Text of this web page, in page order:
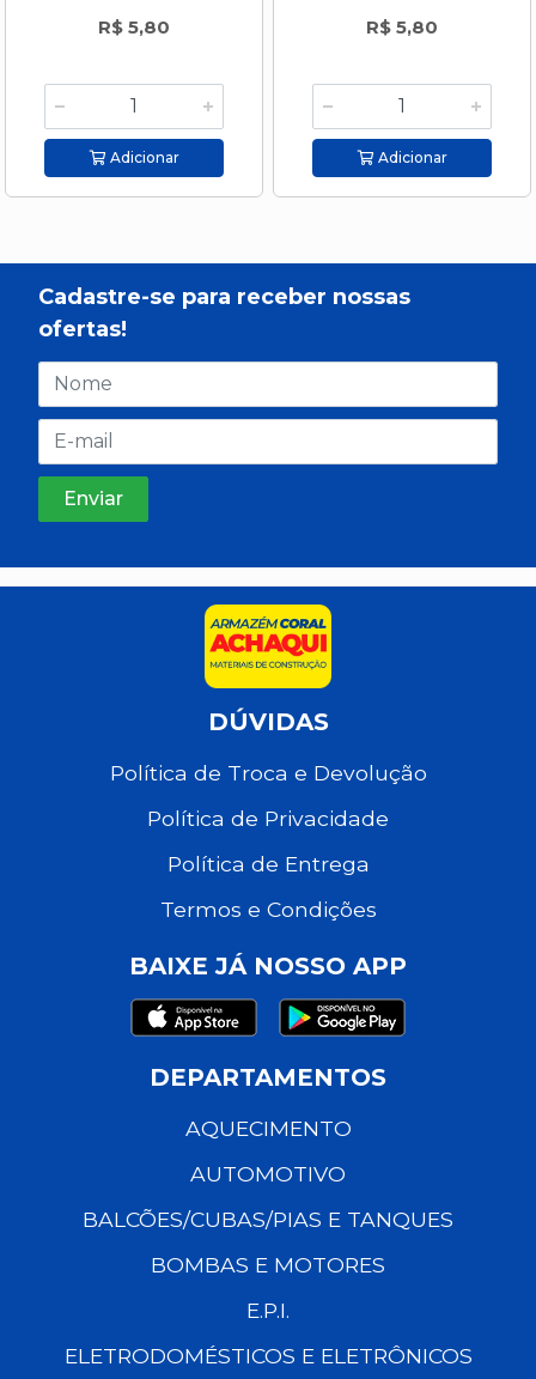
R$ 5,80
Adicionar
R$ 5,80
Adicionar
Cadastre-se para receber nossas
ofertas!
DÚVIDAS
Política de Troca e Devolução
Política de Privacidade
Política de Entrega
Termos e Condições
BAIXE JÁ NOSSO APP
DEPARTAMENTOS
AQUECIMENTO
AUTOMOTIVO
BALCÕES/CUBAS/PIAS E TANQUES
BOMBAS E MOTORES
E.P.I.
ELETRODOMÉSTICOS E ELETRÔNICOS